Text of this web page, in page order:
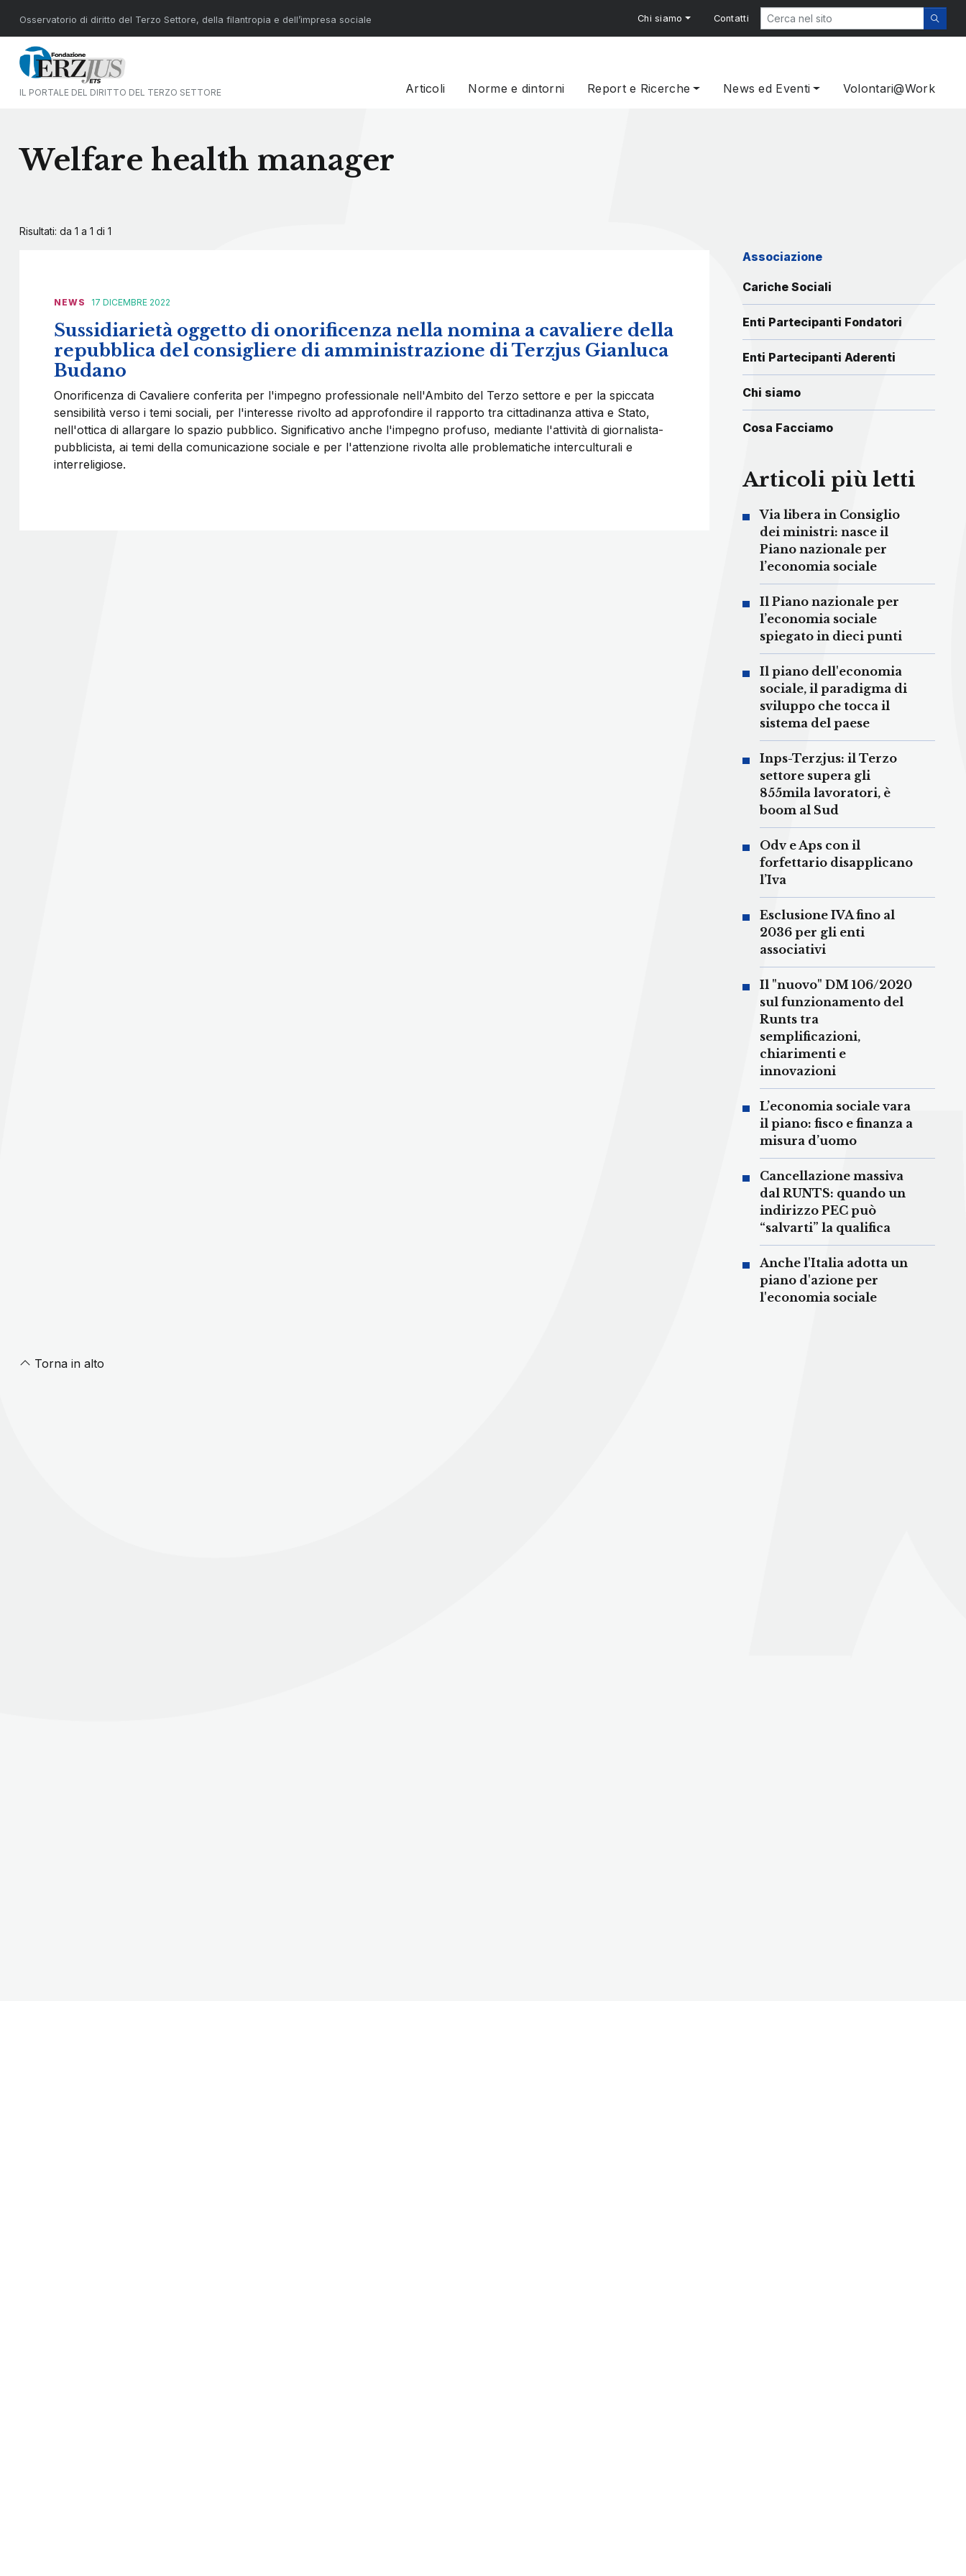
Osservatorio di diritto del Terzo Settore, della filantropia e dell’impresa sociale Chi siamo Contatti
IL PORTALE DEL DIRITTO DEL TERZO SETTORE Articoli Norme e dintorni Report e Ricerche News ed Eventi Volontari@Work
Welfare health manager
Risultati: da 1 a 1 di 1
NEWS 17 DICEMBRE 2022
Sussidiarietà oggetto di onorificenza nella nomina a cavaliere della
repubblica del consigliere di amministrazione di Terzjus Gianluca
Budano
Onorificenza di Cavaliere conferita per l'impegno professionale nell'Ambito del Terzo settore e per la spiccata
sensibilità verso i temi sociali, per l'interesse rivolto ad approfondire il rapporto tra cittadinanza attiva e Stato,
nell'ottica di allargare lo spazio pubblico. Significativo anche l'impegno profuso, mediante l'attività di giornalista-
pubblicista, ai temi della comunicazione sociale e per l'attenzione rivolta alle problematiche interculturali e
interreligiose.
Associazione
Cariche Sociali
Enti Partecipanti Fondatori
Enti Partecipanti Aderenti
Chi siamo
Cosa Facciamo
Articoli più letti
Via libera in Consiglio
dei ministri: nasce il
Piano nazionale per
l’economia sociale
Il Piano nazionale per
l’economia sociale
spiegato in dieci punti
Il piano dell'economia
sociale, il paradigma di
sviluppo che tocca il
sistema del paese
Inps-Terzjus: il Terzo
settore supera gli
855mila lavoratori, è
boom al Sud
Odv e Aps con il
forfettario disapplicano
l’Iva
Esclusione IVA fino al
2036 per gli enti
associativi
Il "nuovo" DM 106/2020
sul funzionamento del
Runts tra
semplificazioni,
chiarimenti e
innovazioni
L’economia sociale vara
il piano: fisco e finanza a
misura d’uomo
Cancellazione massiva
dal RUNTS: quando un
indirizzo PEC può
“salvarti” la qualifica
Anche l'Italia adotta un
piano d'azione per
l'economia sociale
Torna in alto